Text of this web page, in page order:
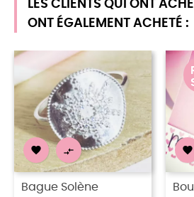
LES CLIENTS QUI ONT
ONT ÉGALEMENT ACHETÉ :
 
Bague Solène
